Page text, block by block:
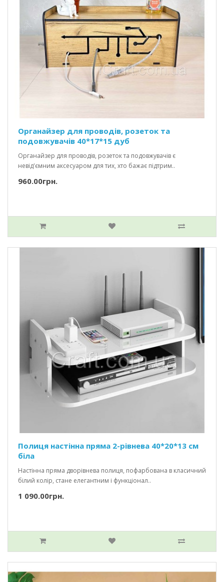
Органайзер для проводів, розеток та
подовжувачів 40*17*15 дуб
Органайзер для проводів, розеток та подовжувачів є
невід'ємним аксесуаром для тих, хто бажає підтрим..
960.00грн.
Полиця настінна пряма 2-рівнева 40*20*13 см
біла
Настінна пряма дворівнева полиця, пофарбована в класичний
білий колір, стане елегантним і функціонал..
1 090.00грн.